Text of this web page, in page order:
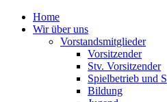
Home
Wir über uns
Vorstandsmitglieder
Vorsitzender
Stv. Vorsitzender
Spielbetrieb und
Bildung